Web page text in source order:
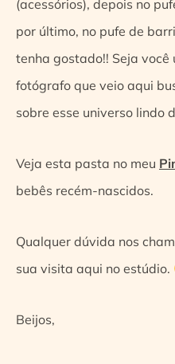
(acessórios), depois no
por último, no pufe de
tenha gostado!! Seja
fotógrafo que veio aqui
sobre esse universo lindo
Veja esta pasta no meu
bebês recém-nascidos.
Qualquer dúvida nos
sua visita aqui no estúdio.
Beijos,